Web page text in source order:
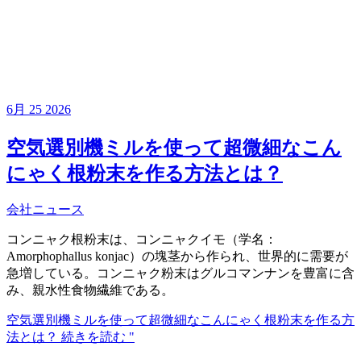
6月 25 2026
空気選別機ミルを使って超微細なこん
にゃく根粉末を作る方法とは？
会社ニュース
コンニャク根粉末は、コンニャクイモ（学名：
Amorphophallus konjac）の塊茎から作られ、世界的に需要が
急増している。コンニャク粉末はグルコマンナンを豊富に含
み、親水性食物繊維である。
空気選別機ミルを使って超微細なこんにゃく根粉末を作る方
法とは？ 続きを読む "